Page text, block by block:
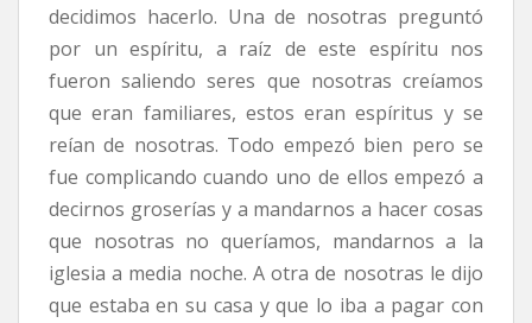
decidimos hacerlo. Una de nosotras preguntó
por un espíritu, a raíz de este espíritu nos
fueron saliendo seres que nosotras creíamos
que eran familiares, estos eran espíritus y se
reían de nosotras. Todo empezó bien pero se
fue complicando cuando uno de ellos empezó a
decirnos groserías y a mandarnos a hacer cosas
que nosotras no queríamos, mandarnos a la
iglesia a media noche. A otra de nosotras le dijo
que estaba en su casa y que lo iba a pagar con